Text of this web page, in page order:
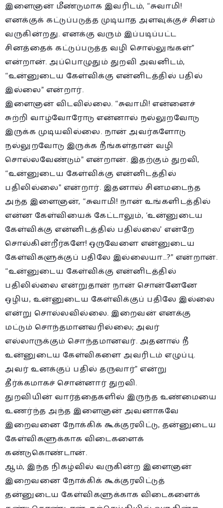
இளைஞன் மீண்டுமாக இவரிடம், “சுவாமி!
எனக்குக் கட்டுப்படுத்த முடியாத அளவுக்குச் சினம்
வருகின்றது. எனக்கு வரும் இப்படிப்பட்ட
சினத்தைக் கட்டுப்படுத்த வழி சொல்லுங்கள்”
என்றான். அப்பொழுதும் துறவி அவனிடம்,
“உன்னுடைய கேள்விக்கு என்னிடத்தில் பதில்
இல்லை” என்றார்.
இளைஞன் விடவில்லை. “சுவாமி! என்னைச்
சுற்றி வாழ்வோரோடு என்னால் நல்லுறவோடு
இருக்க முடியவில்லை. நான் அவர்களோடு
நல்லுறவோடு இருக்க நீங்கள்தான் வழி
சொல்லவேண்டும்” என்றான். இதற்கும் துறவி,
“உன்னுடைய கேள்விக்கு என்னிடத்தில்
பதிலில்லை” என்றார். இதனால் சினமடைந்த
அந்த இளைஞன், “சுவாமி! நான் உங்களிடத்தில்
என்ன கேள்வியைக் கேட்டாலும், ‘உன்னுடைய
கேள்விக்கு என்னிடத்தில் பதில்லை’ என்றே
சொல்கின்றீர்களே! ஒருவேளை என்னுடைய
கேள்விகளுக்குப் பதிலே இல்லையா…?” என்றான்.
“உன்னுடைய கேள்விக்கு என்னிடத்தில்
பதிலில்லை என்றுதான் நான் சொன்னேனே
ஒழிய, உன்னுடைய கேள்விக்குப் பதிலே இல்லை
என்று சொல்லவில்லை. இறைவன் எனக்கு
மட்டும் சொந்தமானவரில்லை; அவர்
எல்லாருக்கும் சொந்தமானவர். அதனால் நீ
உன்னுடைய கேள்விகளை அவரிடம் எழுப்பு.
அவர் உனக்குப் பதில் தருவார்” என்று
தீர்க்கமாகச் சொன்னார் துறவி.
துறவியின் வார்த்தைகளில் இருந்த உண்மையை
உணர்ந்த அந்த இளைஞன் அவனாகவே
இறைவனை நோக்கிக் கூக்குரலிட்டு, தன்னுடைய
கேள்விகளுக்காக விடைகளைக்
கண்டுகொண்டான்.
ஆம், இந்த நிகழ்வில் வருகின்ற இளைஞன்
இறைவனை நோக்கிக் கூக்குரலிட்டுத்
தன்னுடைய கேள்விகளுக்காக விடைகளைக்